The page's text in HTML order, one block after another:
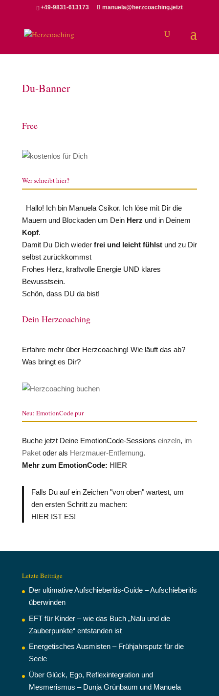
+49-9831-613173 manuela@herzcoaching.jetzt
Du-Banner
Free
Wer schreibt hier?
Hallo! Ich bin Manuela Csikor. Ich löse mit Dir die
Mauern und Blockaden um Dein Herz und in Deinem
Kopf.
Damit Du Dich wieder frei und leicht fühlstund zu Dir
selbst zurückkommst
Frohes Herz, kraftvolle Energie UND klares
Bewusstsein.
Schön, dass DU da bist!
Dein Herzcoaching
Erfahre mehr über Herzcoaching! Wie läuft das ab?
Was bringt es Dir?
Neu: EmotionCode pur
Buche jetzt Deine EmotionCode-Sessions einzeln, im
Paketoder als Herzmauer-Entfernung.
Mehr zum EmotionCode: HIER
Falls Du auf ein Zeichen "von oben" wartest, um
den ersten Schritt zu machen:
HIER IST ES!
Letzte Beiträge
Der ultimative Aufschieberitis-Guide – Aufschieberitis
überwinden
EFT für Kinder – wie das Buch „Nalu und die
Zauberpunkte“ entstanden ist
Energetisches Ausmisten – Frühjahrsputz für die
Seele
Über Glück, Ego, Reflexintegration und
Mesmerismus – Dunja Grünbaum und Manuela